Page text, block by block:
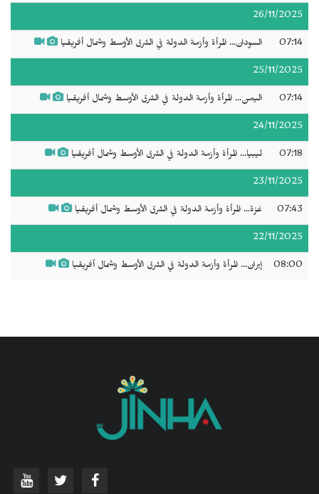
26/11/2025
07:14 السودان... المرأة وأزمة الدولة في الشرق الأوسط وشمال أفريقيا
25/11/2025
07:14 اليمن... المرأة وأزمة الدولة في الشرق الأوسط وشمال أفريقيا
24/11/2025
07:18 ليبيا... المرأة وأزمة الدولة في الشرق الأوسط وشمال أفريقيا
23/11/2025
07:43 غزة... المرأة وأزمة الدولة في الشرق الأوسط وشمال أفريقيا
22/11/2025
08:00 إيران... المرأة وأزمة الدولة في الشرق الأوسط وشمال أفريقيا